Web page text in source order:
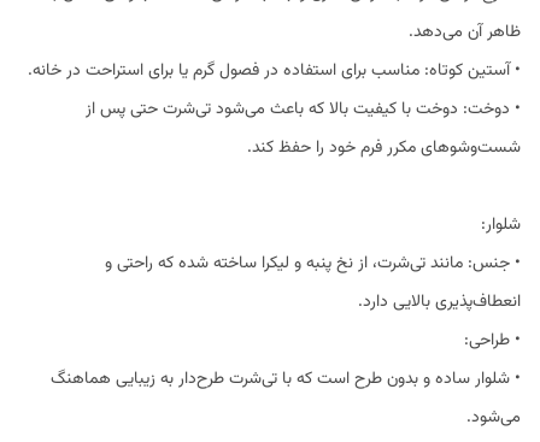
ظاهر آن می‌دهد.
• آستین کوتاه: مناسب برای استفاده در فصول گرم یا برای استراحت در خانه.
• دوخت: دوخت با کیفیت بالا که باعث می‌شود تی‌شرت حتی پس از
شست‌وشوهای مکرر فرم خود را حفظ کند.
شلوار:
• جنس: مانند تی‌شرت، از نخ پنبه و لیکرا ساخته شده که راحتی و
انعطاف‌پذیری بالایی دارد.
• طراحی:
• شلوار ساده و بدون طرح است که با تی‌شرت طرح‌دار به زیبایی هماهنگ
می‌شود.